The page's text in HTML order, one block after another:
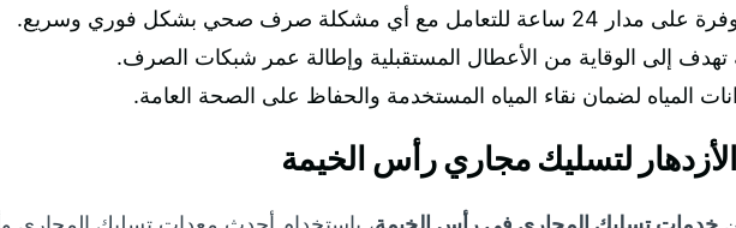
أي مشكلة صرف صحي بشكل فوري وسريع.
تهدف إلى الوقاية من الأعطال المستقبلية وإطالة عمر شبكات الصرف.
المياه لضمان نقاء المياه المستخدمة والحفاظ على الصحة العامة.
لتسليك مجاري رأس الخيمة